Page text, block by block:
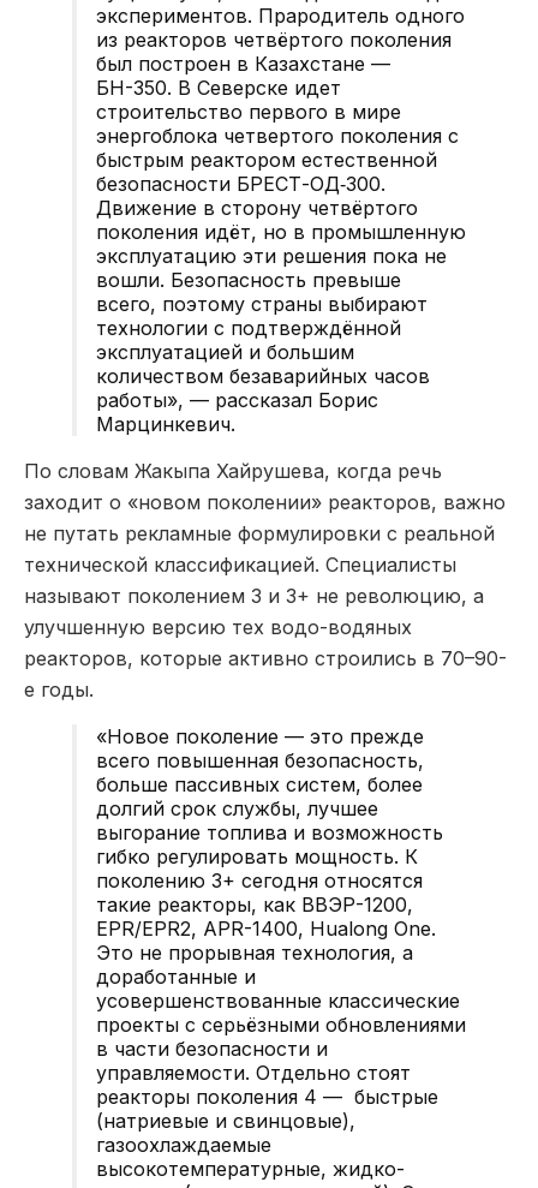
экспериментов. Прародитель одного
из реакторов четвёртого поколения
был построен в Казахстане —
БН-350. В Северске идет
строительство первого в мире
энергоблока четвертого поколения с
быстрым реактором естественной
безопасности БРЕСТ-ОД‑300.
Движение в сторону четвёртого
поколения идёт, но в промышленную
эксплуатацию эти решения пока не
вошли. Безопасность превыше
всего, поэтому страны выбирают
технологии с подтверждённой
эксплуатацией и большим
количеством безаварийных часов
работы», — рассказал Борис
Марцинкевич.
По словам Жакыпа Хайрушева, когда речь
заходит о «новом поколении» реакторов, важно
не путать рекламные формулировки с реальной
технической классификацией. Специалисты
называют поколением 3 и 3+ не революцию, а
улучшенную версию тех водо-водяных
реакторов, которые активно строились в 70–90-
е годы.
«Новое поколение — это прежде
всего повышенная безопасность,
больше пассивных систем, более
долгий срок службы, лучшее
выгорание топлива и возможность
гибко регулировать мощность. К
поколению 3+ сегодня относятся
такие реакторы, как ВВЭР-1200,
EPR/EPR2, APR-1400, Hualong One.
Это не прорывная технология, а
доработанные и
усовершенствованные классические
проекты с серьёзными обновлениями
в части безопасности и
управляемости. Отдельно стоят
реакторы поколения 4 — быстрые
(натриевые и свинцовые),
газоохлаждаемые
высокотемпературные, жидко-